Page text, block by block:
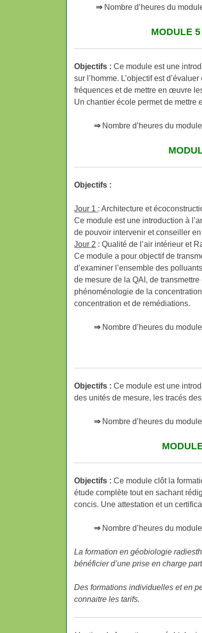
⇒ Nombre d’heures du
MODULE
Objectifs :Ce module est une
sur l’homme. L’objectif est
fréquences et de mettre en œuvre
Un chantier école permet de mettre
⇒ Nombre d’heures du
Objectifs :
Jour 1 : Architecture et
Ce module est une introduction à
de pouvoir intervenir et conseiller
Jour 2 : Qualité de l’air intérieur et
Ce module a pour objectif de
d’examiner l’ensemble des
de mesure de la QAI, de
phénoménologie de la
concentration et de remédiations.
⇒ Nombre d’heures du
Objectifs :Ce module est une
des unités de mesure, les tracés
⇒ Nombre d’heures du
Objectifs :Ce module clôt la
étude complète tout en sachant
concis. Une attestation et un
⇒ Nombre d’heures du
La formation en géobiologie
bénéficier d’une prise en charge
Des formations individuelles et en
connaitre les tarifs.